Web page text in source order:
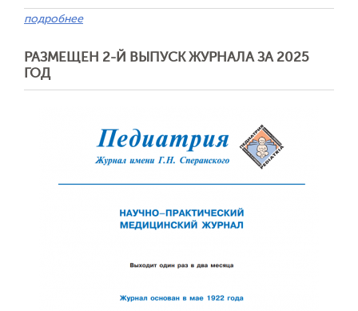
подробнее
РАЗМЕЩЕН 2-Й ВЫПУСК ЖУРНАЛА ЗА 2025
ГОД